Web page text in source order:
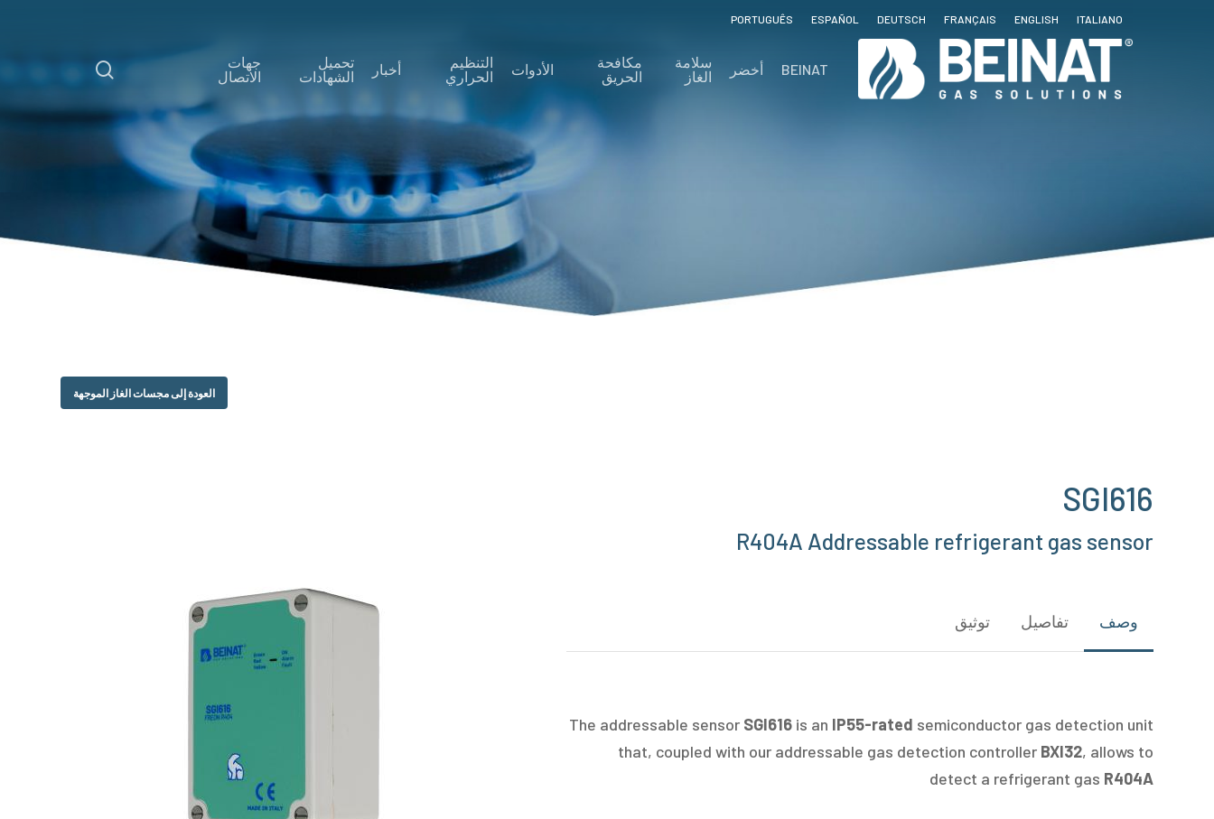
ITALIANO
ENGLISH
FRANÇAIS
DEUTSCH
ESPAÑOL
PORTUGUÊS
BEINAT أخضر
سلامة
الغاز
مكافحة
الحريق
الأدوات
التنظيم
الحراري
أخبار
تحميل
الشهادات
جهات
الاتصال
search
العودة إلى مجسات الغاز الموجهة
SGI616
R404A Addressable refrigerant gas sensor
وصف تفاصيل توثيق
The addressable sensor SGI616is an IP55-rated semiconductor gas detection unit
that, coupled with our addressable gas detection controller BXI32, allows to
detect a refrigerant gas R404A